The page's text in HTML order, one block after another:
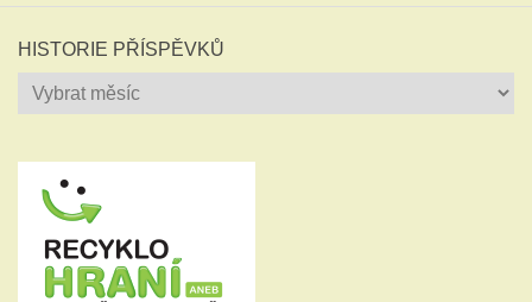
HISTORIE PŘÍSPĚVKŮ
Historie